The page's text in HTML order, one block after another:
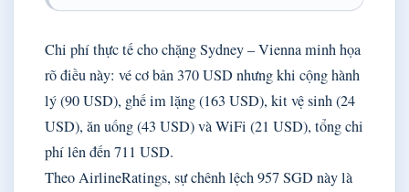
Chi phí thực tế cho chặng Sydney – Vienna minh họa
rõ điều này: vé cơ bản 370 USD nhưng khi cộng hành
lý (90 USD), ghế im lặng (163 USD), kit vệ sinh (24
USD), ăn uống (43 USD) và WiFi (21 USD), tổng chi
phí lên đến 711 USD.
Theo AirlineRatings, sự chênh lệch 957 SGD này là